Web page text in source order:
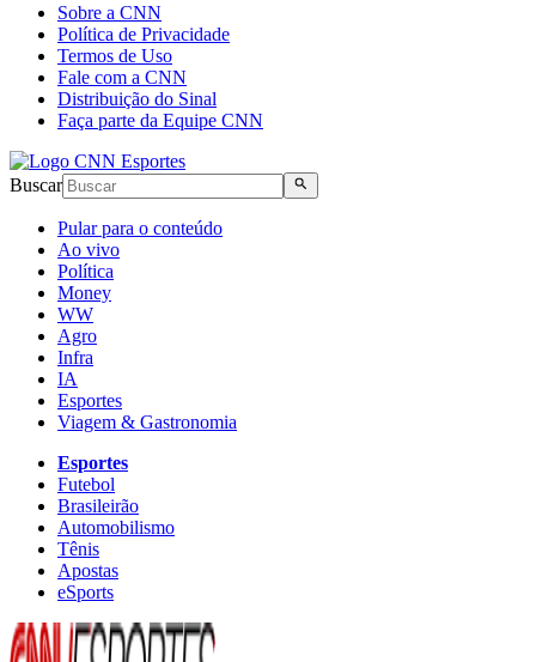
Sobre a CNN
Política de Privacidade
Termos de Uso
Fale com a CNN
Distribuição do Sinal
Faça parte da Equipe CNN
Buscar
Pular para o conteúdo
Ao vivo
Política
Money
WW
Agro
Infra
IA
Esportes
Viagem & Gastronomia
Esportes
Futebol
Brasileirão
Automobilismo
Tênis
Apostas
eSports